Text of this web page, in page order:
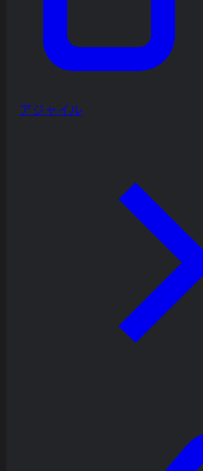
アジャイル